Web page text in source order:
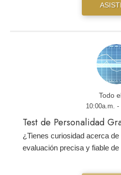
Todo
10:00a.m. -
Test de Personalidad
¿Tienes curiosidad acerca
evaluación precisa y fiable